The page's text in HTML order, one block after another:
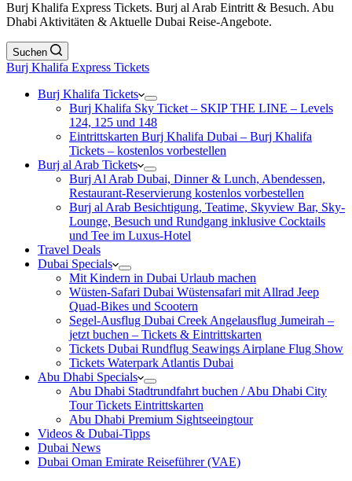
Burj Khalifa Express Tickets. Burj al Arab Eintritt & Besuch. Abu
Dhabi Aktivitäten & Aktuelle Dubai Reise-Angebote.
Suchen
Burj Khalifa Express Tickets
Burj Khalifa Tickets
Burj Khalifa Sky Ticket – SKIP THE LINE – Levels
124, 125 und 148
Eintrittskarten Burj Khalifa Dubai – Burj Khalifa
Tickets – kostenlos vorbestellen
Burj al Arab Tickets
Burj Al Arab Dubai, Dinner & Lunch, Abendessen,
Restaurant-Reservierung kostenlos vorbestellen
Burj al Arab Besichtigung, Teatime, Skyview Bar, Sky-
Lounge, Besuch und Rundgang inklusive Cocktails
und Tee im Luxus-Hotel
Travel Deals
Dubai Specials
Mit Kindern in Dubai Urlaub machen
Wüsten-Safari Dubai Wüstensafari mit Allrad Jeep
Quad-Bikes und Scootern
Segel-Ausflug Dubai Creek Angelausflug Jumeirah –
jetzt buchen – Tickets & Eintrittskarten
Tickets Dubai Rundflug Seawings Airplane Flug Show
Tickets Waterpark Atlantis Dubai
Abu Dhabi Specials
Abu Dhabi Stadtrundfahrt buchen / Abu Dhabi City
Tour Tickets Eintrittskarten
Abu Dhabi Premium Sightseeingtour
Videos & Dubai-Tipps
Dubai News
Dubai Oman Emirate Reiseführer (VAE)